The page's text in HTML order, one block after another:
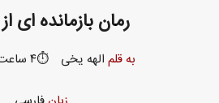
رمان بازمانده ای
به قلم الهه یخی ⏱️۴ ساعت و ۱۰ دقیقه